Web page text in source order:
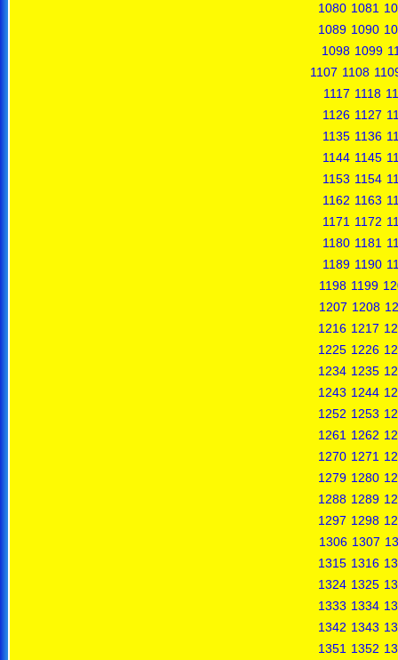
1080 1081
1089 1090
1098 1099
1107 1108
1117 1118
1126 1127
1135 1136
1144 1145
1153 1154
1162 1163
1171 1172
1180 1181
1189 1190
1198 1199
1207 1208
1216 1217
1225 1226
1234 1235
1243 1244
1252 1253
1261 1262
1270 1271
1279 1280
1288 1289
1297 1298
1306 1307
1315 1316
1324 1325
1333 1334
1342 1343
1351 1352